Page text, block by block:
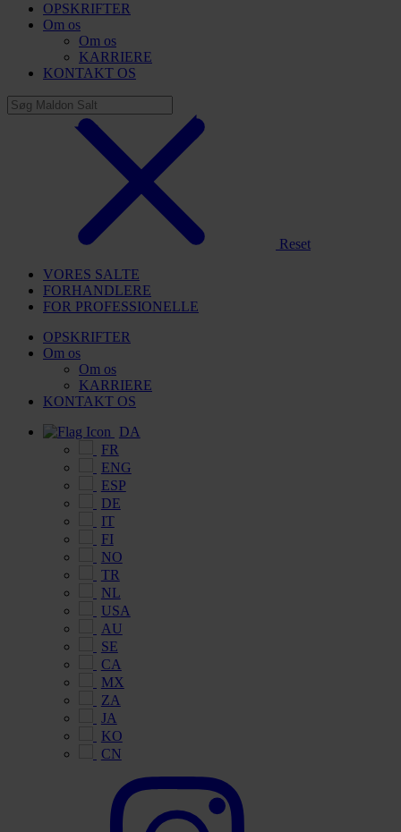
OPSKRIFTER
Om os
Om os
KARRIERE
KONTAKT OS
Reset
VORES SALTE
FORHANDLERE
FOR PROFESSIONELLE
OPSKRIFTER
Om os
Om os
KARRIERE
KONTAKT OS
DA
FR
ENG
ESP
DE
IT
FI
NO
TR
NL
USA
AU
SE
CA
MX
ZA
JA
KO
CN